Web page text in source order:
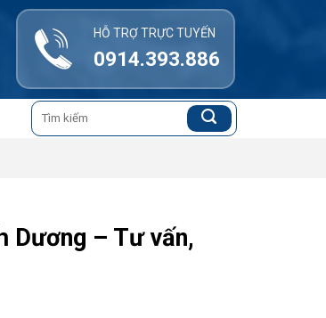
HỖ TRỢ TRỰC TUYẾN
0914.393.886
Tìm
kiếm:
Dương – Tư vấn,